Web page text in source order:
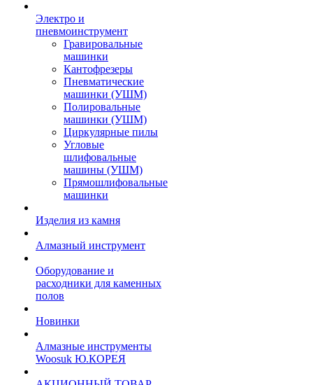
Электро и
пневмоинструмент
Гравировальные
машинки
Кантофрезеры
Пневматические
машинки (УШМ)
Полировальные
машинки (УШМ)
Циркулярные пилы
Угловые
шлифовальные
машины (УШМ)
Прямошлифовальные
машинки
Изделия из камня
Алмазный инструмент
Оборудование и
расходники для каменных
полов
Новинки
Алмазные инструменты
Woosuk Ю.КОРЕЯ